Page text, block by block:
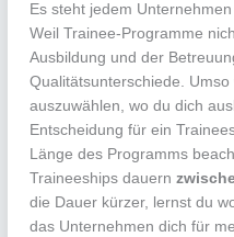
Es steht jedem
Weil Trainee-Programme
Ausbildung und der
Qualitätsunterschiede.
auszuwählen, wo du dich
Entscheidung für ein
Länge des Programms
Traineeships dauern
die Dauer kürzer, lernst du
das Unternehmen dich für